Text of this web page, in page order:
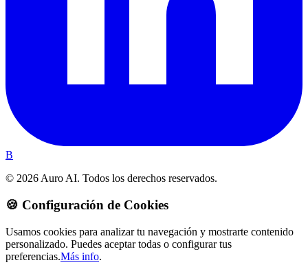
B
© 2026 Auro AI. Todos los derechos reservados.
🍪 Configuración de Cookies
Usamos cookies para analizar tu navegación y mostrarte contenido
personalizado. Puedes aceptar todas o configurar tus
preferencias.Más info.